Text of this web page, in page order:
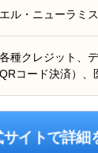
ル・ニューラミ
種クレジット、
コード決済）、
イトで詳細